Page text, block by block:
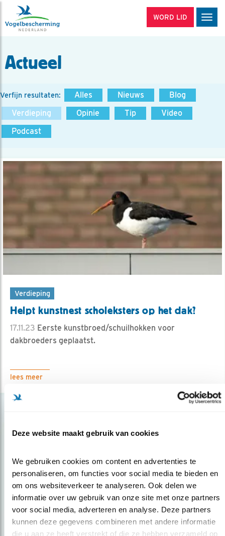
Deze website maakt gebruik van cookies
We gebruiken cookies om content en advertenties te
personaliseren, om functies voor social media te bieden en
om ons websiteverkeer te analyseren. Ook delen we
informatie over uw gebruik van onze site met onze partners
voor social media, adverteren en analyse. Deze partners
kunnen deze gegevens combineren met andere informatie
die u aan ze heeft verstrekt of die ze hebben verzameld op
WORD LID
Actueel
Verfijn resultaten: Alles Nieuws
Blog
Verdieping
Opinie Tip
Video
Podcast
Verdieping
Helpt kunstnest scholeksters op het dak?
17.11.23 Eerste kunstbroed/schuilhokken voor
dakbroeders geplaatst.
lees meer
Op de hoogte blijven?
Meld je aan en ontvang nieuws, inspiratie, acties en tips
over vogels en activiteiten van Vogelbescherming.